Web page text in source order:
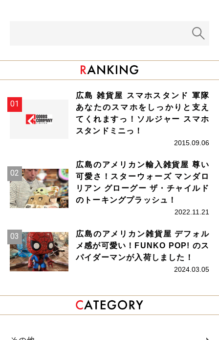
広島 雑貨屋 スマホスタンド 軍隊
あなたのスマホをしっかりと支え
てくれますっ！ソルジャー スマホ
スタンドミニっ！
2015.09.06
広島のアメリカン輸入雑貨屋 尊い
可愛さ！スターウォーズ マンダロ
リアン グローグー ザ・チャイルド
のトーキングプラッシュ！
2022.11.21
広島のアメリカン雑貨屋 デフォル
メ感が可愛い！FUNKO POP! のス
パイダーマンが入荷しました！
2024.03.05